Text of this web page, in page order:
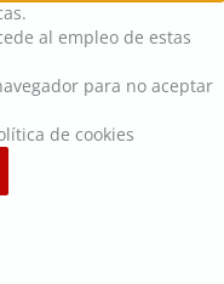
al empleo de estas
para no aceptar
de cookies